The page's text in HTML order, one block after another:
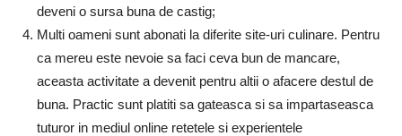
deveni o sursa buna de castig;
Multi oameni sunt abonati la diferite site-uri culinare. Pentru
ca mereu este nevoie sa faci ceva bun de mancare,
aceasta activitate a devenit pentru altii o afacere destul de
buna. Practic sunt platiti sa gateasca si sa impartaseasca
tuturor in mediul online retetele si experientele